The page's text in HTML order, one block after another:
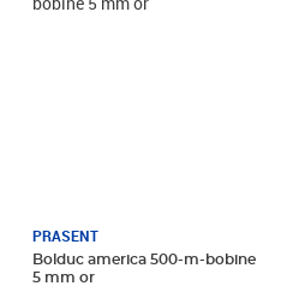
PRASENT
Bolduc america 500-m-bobine
5 mm or